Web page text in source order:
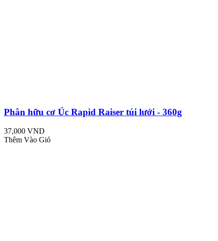
Phân hữu cơ Úc Rapid Raiser túi lưới - 360g
37,000 VND
Thêm Vào Giỏ